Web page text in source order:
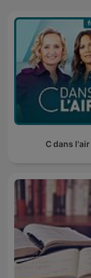
C dans l'air